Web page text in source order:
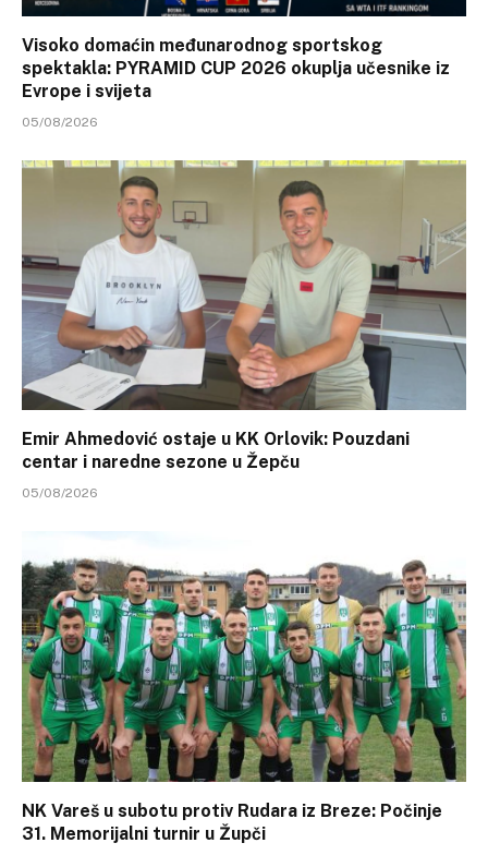
Visoko domaćin međunarodnog sportskog
spektakla: PYRAMID CUP 2026 okuplja učesnike iz
Evrope i svijeta
05/08/2026
Emir Ahmedović ostaje u KK Orlovik: Pouzdani
centar i naredne sezone u Žepču
05/08/2026
NK Vareš u subotu protiv Rudara iz Breze: Počinje
31. Memorijalni turnir u Župči